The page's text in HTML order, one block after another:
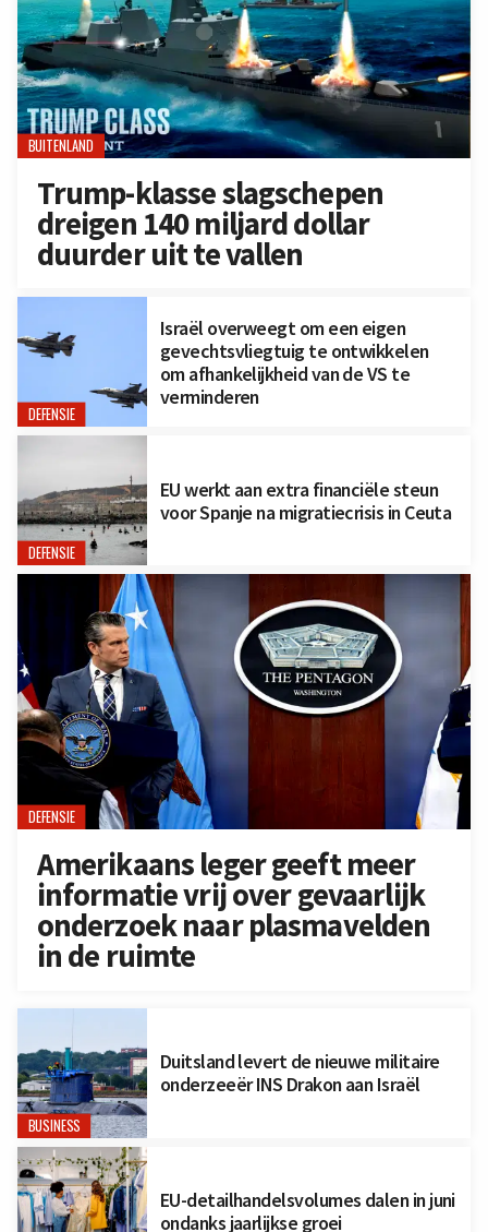
BUITENLAND
Trump-klasse slagschepen
dreigen 140 miljard dollar
duurder uit te vallen
DEFENSIE
Israël overweegt om een eigen
gevechtsvliegtuig te ontwikkelen
om afhankelijkheid van de VS te
verminderen
DEFENSIE
EU werkt aan extra financiële steun
voor Spanje na migratiecrisis in Ceuta
DEFENSIE
Amerikaans leger geeft meer
informatie vrij over gevaarlijk
onderzoek naar plasmavelden
in de ruimte
BUSINESS
Duitsland levert de nieuwe militaire
onderzeeër INS Drakon aan Israël
EU-detailhandelsvolumes dalen in juni
ondanks jaarlijkse groei